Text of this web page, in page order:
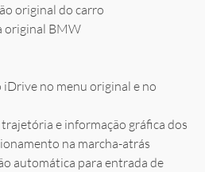
original do carro
original BMW
no menu original e no
e informação gráfica dos
na marcha-atrás
automática para entrada de